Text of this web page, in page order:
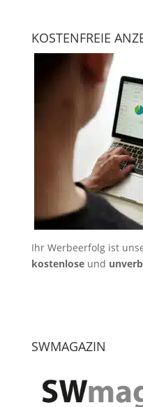
KOSTENFREIE
Ihr Werbeerfolg ist
kostenloseund
SWMAGAZIN